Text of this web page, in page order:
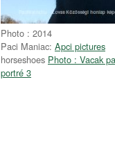
Photo : 2014
Paci Maniac: Apci pictures
horseshoes Photo : Vacak
portré 3